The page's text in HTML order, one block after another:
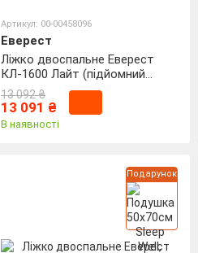
Артикул: 00-00458096
Еверест
Ліжко двоспальне Еверест
КЛ-1600 Лайт (підйомний
механізм) 160х200 см Німфея
Альба (DTM-4662)
13 092 ₴
13 091 ₴
В наявності
Подарунок